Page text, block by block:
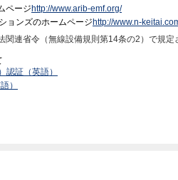
ページhttp://www.arib-emf.org/
ョンズのホームページhttp://www.n-
関連省令（無線設備規則第14条の2）で規定
認証（英語）
）